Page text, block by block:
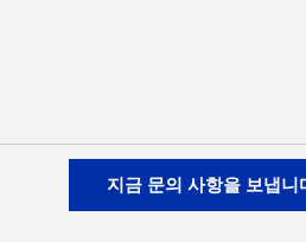
지금 문의 사항을 보냅니